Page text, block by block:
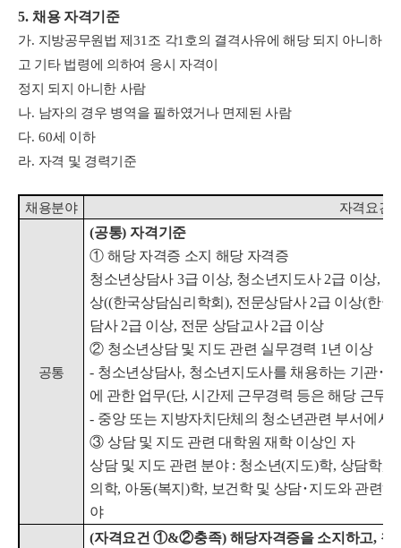
5. 채용 자격기준
가. 지방공무원법 제31 조 각1 호의 결격사유에 해당 되지 아니하
고 기타 법령에 의하여 응시 자격이
정지 되지 아니한 사람
나. 남자의 경우 병역을 필하였거나 면제된 사람
다. 60세 이하
라. 자격 및 경력기준
채용분야 자격요건
공통
(공통)자격기준
① 해당 자격증 소지 해당 자격증
청소년상담사 3급 이상, 청소년지도사 2급 이상,
상((한국상담심리학회), 전문상담사 2급 이상(한국
담사 2급 이상, 전문 상담교사 2급 이상
② 청소년상담 및 지도 관련 실무경력 1 년 이상
- 청소년상담사, 청소년지도사를 채용하는 기관･
에 관한 업무(단,시간제 근무경력 등은 해당 근무
- 중앙 또는 지방자치단체의 청소년관련 부서에서
③ 상담 및 지도 관련 대학원 재학 이상인 자
상담 및 지도 관련 분야 : 청소년(지도)학, 상담학,
의학, 아동(복지 )학, 보건학 및 상담･지도와 관련
야
(자격요건①&②충족) 해당자격증을 소지하고, 청